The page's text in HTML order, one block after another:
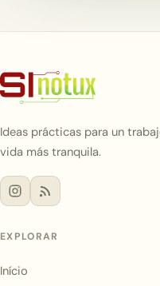
Ideas prácticas para un
vida más tranquila.
EXPLORAR
Início